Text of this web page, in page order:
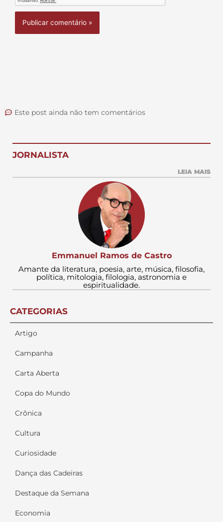
Este post ainda não tem comentários
JORNALISTA
LEIA MAIS
Emmanuel Ramos de Castro
Amante da literatura, poesia, arte, música, filosofia,
política, mitologia, filologia, astronomia e
espiritualidade.
CATEGORIAS
Artigo
Campanha
Carta Aberta
Copa do Mundo
Crônica
Cultura
Curiosidade
Dança das Cadeiras
Destaque da Semana
Economia